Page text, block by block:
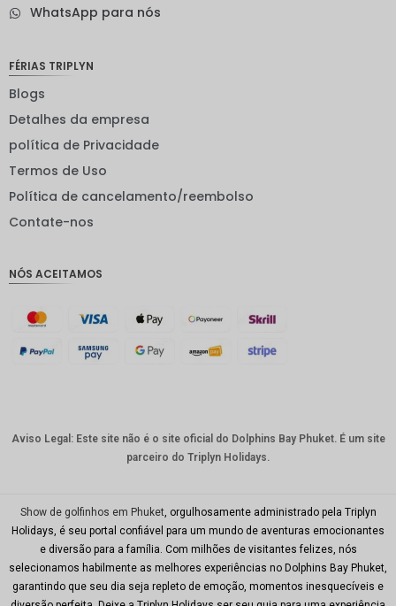
neozelan
ienes
EUR
suíço
australia
CNY
TWD
Minhas
Ries
WhatsApp para nós
FÉRIAS TRIPLYN
Blogs
Detalhes da empresa
política de Privacidade
Termos de Uso
Política de cancelamento/reembolso
Contate-nos
NÓS ACEITAMOS
Aviso Legal: Este site não é o site oficial do Dolphins Bay Phuket. É um site
parceiro do Triplyn Holidays.
Show de golfinhos em Phuket , orgulhosamente administrado pela Triplyn
Holidays, é seu portal confiável para um mundo de aventuras emocionantes
e diversão para a família. Com milhões de visitantes felizes, nós
selecionamos habilmente as melhores experiências no Dolphins Bay Phuket,
garantindo que seu dia seja repleto de emoção, momentos inesquecíveis e